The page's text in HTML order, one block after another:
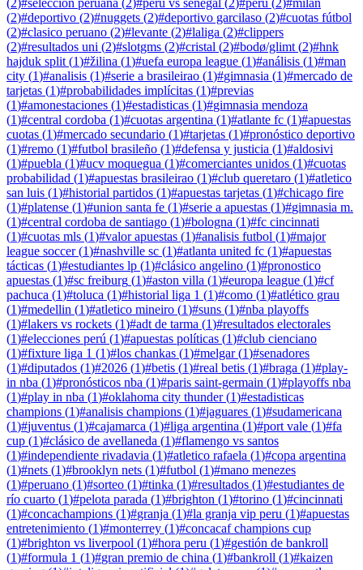
(2)#deportivo (2)#nuggets (2)#deportivo garcilaso (2)#cuotas fútbol
(2)#clasico peruano (2)#levante (2)#laliga (2)#clippers
(2)#resultados uni (2)#slotgms (2)#cristal (2)#bodø/glimt (2)#hnk
hajduk split (1)#žilina (1)#uefa europa league (1)#análisis (1)#man
city (1)#analisis (1)#serie a brasileirao (1)#gimnasia (1)#mercado de
tarjetas (1)#probabilidades implícitas (1)#previas
(1)#amonestaciones (1)#estadisticas (1)#gimnasia mendoza
(1)#central cordoba (1)#cuotas argentina (1)#atlante fc (1)#apuestas
cuotas (1)#mercado secundario (1)#tarjetas (1)#pronóstico deportivo
(1)#remo (1)#futbol brasileño (1)#defensa y justicia (1)#aldosivi
(1)#puebla (1)#ucv moquegua (1)#comerciantes unidos (1)#cuotas
probabilidad (1)#apuestas brasileirao (1)#club queretaro (1)#atletico
san luis (1)#historial partidos (1)#apuestas tarjetas (1)#chicago fire
(1)#platense (1)#union santa fe (1)#serie a apuestas (1)#gimnasia m.
(1)#central cordoba de santiago (1)#bologna (1)#fc cincinnati
(1)#cuotas mls (1)#valor apuestas (1)#analisis futbol (1)#major
league soccer(1)#nashville sc (1)#atlanta united fc (1)#apuestas
tácticas (1)#estudiantes lp (1)#clásico angelino (1)#pronostico
apuestas (1)#sc freiburg (1)#aston villa (1)#europa league (1)#cf
pachuca (1)#toluca (1)#historial liga 1 (1)#como (1)#atlético grau
(1)#medellin (1)#atletico mineiro (1)#suns (1)#nba playoffs
(1)#lakers vs rockets (1)#adt de tarma (1)#resultados electorales
(1)#elecciones perú (1)#apuestas políticas (1)#club cienciano
(1)#fixture liga 1 (1)#los chankas (1)#melgar(1)#senadores
(1)#diputados (1)#2026 (1)#betis (1)#real betis (1)#braga (1)#play-
in nba (1)#pronósticos nba (1)#paris saint-germain (1)#playoffs nba
(1)#play in nba (1)#oklahoma city thunder(1)#estadisticas
champions (1)#analisis champions (1)#jaguares (1)#sudamericana
(1)#juventus (1)#cajamarca (1)#liga argentina (1)#port vale (1)#fa
cup (1)#clásico de avellaneda (1)#flamengo vs santos
(1)#independiente rivadavia (1)#atletico rafaela (1)#copa argentina
(1)#nets (1)#brooklyn nets (1)#futbol (1)#mano menezes
(1)#peruano (1)#sorteo (1)#tinka (1)#resultados (1)#estudiantes de
río cuarto (1)#pelota parada (1)#brighton (1)#torino (1)#cincinnati
(1)#concachampions (1)#granja (1)#la granja vip peru (1)#apuestas
entretenimiento (1)#monterrey (1)#concacaf champions cup
(1)#brighton vs liverpool (1)#hora peru (1)#gestión de bankroll
(1)#formula 1 (1)#gran premio de china (1)#bankroll (1)#kaizen